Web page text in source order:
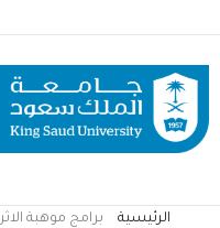
المحتوى
الرئيسي
الرئيسية برامج موهبة